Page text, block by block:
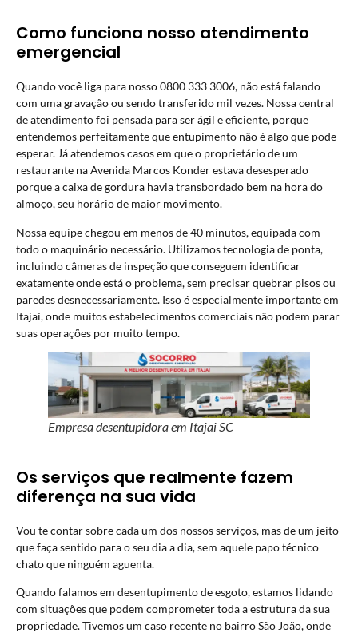
Como funciona nosso atendimento
emergencial
Quando você liga para nosso 0800 333 3006, não está falando
com uma gravação ou sendo transferido mil vezes. Nossa central
de atendimento foi pensada para ser ágil e eficiente, porque
entendemos perfeitamente que entupimento não é algo que pode
esperar. Já atendemos casos em que o proprietário de um
restaurante na Avenida Marcos Konder estava desesperado
porque a caixa de gordura havia transbordado bem na hora do
almoço, seu horário de maior movimento.
Nossa equipe chegou em menos de 40 minutos, equipada com
todo o maquinário necessário. Utilizamos tecnologia de ponta,
incluindo câmeras de inspeção que conseguem identificar
exatamente onde está o problema, sem precisar quebrar pisos ou
paredes desnecessariamente. Isso é especialmente importante em
Itajaí, onde muitos estabelecimentos comerciais não podem parar
suas operações por muito tempo.
Empresa desentupidora em Itajai SC
Os serviços que realmente fazem
diferença na sua vida
Vou te contar sobre cada um dos nossos serviços, mas de um jeito
que faça sentido para o seu dia a dia, sem aquele papo técnico
chato que ninguém aguenta.
Quando falamos em desentupimento de esgoto, estamos lidando
com situações que podem comprometer toda a estrutura da sua
propriedade. Tivemos um caso recente no bairro São João, onde